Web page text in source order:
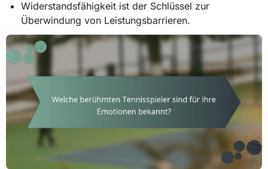
Widerstandsfähigkeit ist der Schlüssel zur
Überwindung von Leistungsbarrieren.